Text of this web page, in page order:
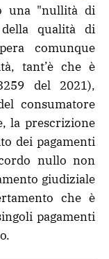
una "nullità di
della qualità di
comunque
tant’è che è
del 2021),
consumatore
la prescrizione
dei pagamenti
nullo non
giudiziale
che è
pagamenti